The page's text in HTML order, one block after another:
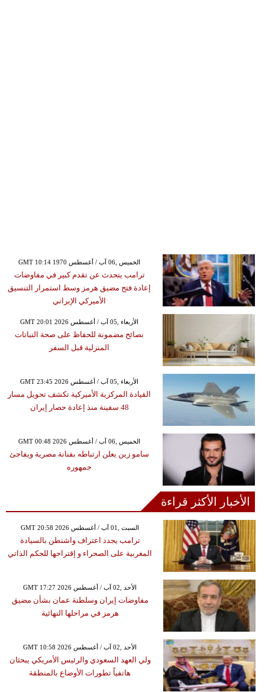
GMT 10:14 1970 الخميس ,06 آب / أغسطس
ترامب يتحدث عن تقدم كبير في مفاوضات
إعادة فتح مضيق هرمز وسط استمرار التنسيق
الأميركي الإيراني
GMT 20:01 2026 الأربعاء ,05 آب / أغسطس
نصائح مضمونة للحفاظ على صحة النباتات
المنزلية قبل السفر
GMT 23:45 2026 الأربعاء ,05 آب / أغسطس
القيادة المركزية الأميركية تكشف تحويل مسار
48 سفينة منذ إعادة حصار إيران
GMT 00:48 2026 الخميس ,06 آب / أغسطس
سامو زين يعلن ارتباطه بفنانة مصرية ويفاجئ
جمهوره
الأخبار الأكثر قراءة
GMT 20:58 2026 السبت ,01 آب / أغسطس
ترامب يجدد اعتراف واشنطن بالسيادة
المغربية على الصحراء و إقتراحها للحكم الذاتي
GMT 17:27 2026 الأحد ,02 آب / أغسطس
مفاوضات إيران وسلطنة عمان بشأن مضيق
هرمز في مراحلها النهائية
GMT 10:58 2026 الأحد ,02 آب / أغسطس
ولي العهد السعودي والرئيس الأمريكي يبحثان
هاتفياً تطورات الأوضاع بالمنطقة